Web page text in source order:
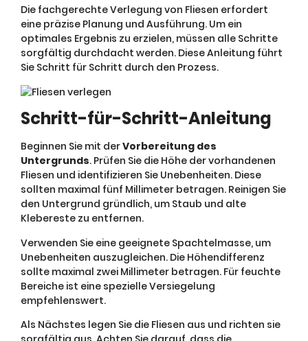
Die fachgerechte Verlegung von Fliesen erfordert
eine präzise Planung und Ausführung. Um ein
optimales Ergebnis zu erzielen, müssen alle Schritte
sorgfältig durchdacht werden. Diese Anleitung führt
Sie Schritt für Schritt durch den Prozess.
Schritt-für-Schritt-Anleitung
Beginnen Sie mit derVorbereitung des
Untergrunds. Prüfen Sie die Höhe der vorhandenen
Fliesen und identifizieren Sie Unebenheiten. Diese
sollten maximal fünf Millimeter betragen. Reinigen Sie
den Untergrund gründlich, um Staub und alte
Klebereste zu entfernen.
Verwenden Sie eine geeignete Spachtelmasse, um
Unebenheiten auszugleichen. Die Höhendifferenz
sollte maximal zwei Millimeter betragen. Für feuchte
Bereiche ist eine spezielle Versiegelung
empfehlenswert.
Als Nächstes legen Sie die Fliesen aus und richten sie